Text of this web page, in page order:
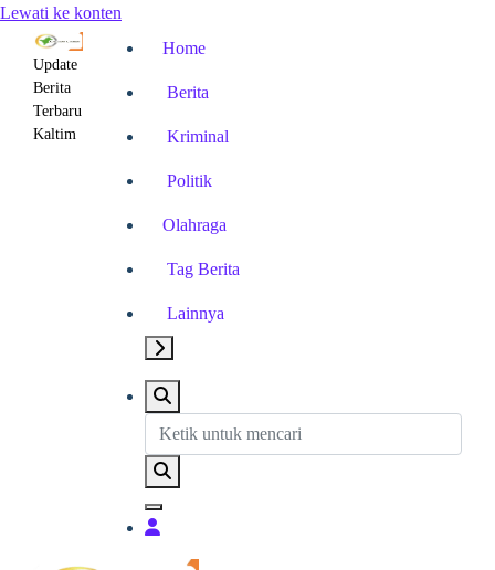
Lewati ke konten
Update
Berita
Terbaru
Kaltim
Home
Berita
Kriminal
Politik
Olahraga
Tag Berita
Lainnya